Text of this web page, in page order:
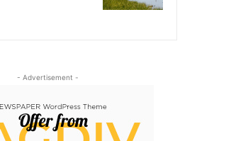
- Advertisement -